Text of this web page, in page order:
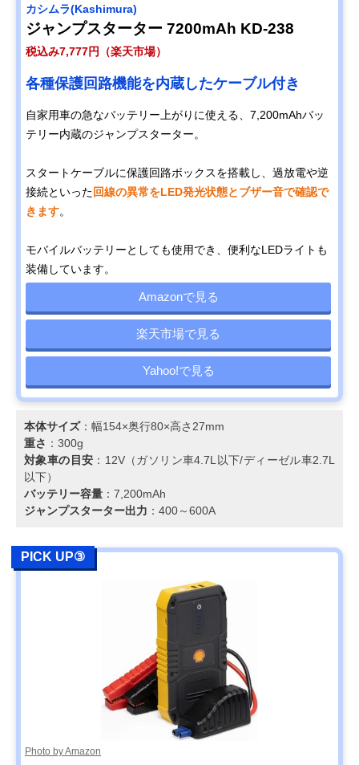
カシムラ(Kashimura)
ジャンプスターター 7200mAh KD-238
税込み7,777円（楽天市場）
各種保護回路機能を内蔵したケーブル付き
自家用車の急なバッテリー上がりに使える、7,200mAhバッ
テリー内蔵のジャンプスターター。
スタートケーブルに保護回路ボックスを搭載し、過放電や逆
接続といった回線の異常をLED発光状態とブザー音で確認で
きます。
モバイルバッテリーとしても使用でき、便利なLEDライトも
装備しています。
Amazonで見る
楽天市場で見る
Yahoo!で見る
本体サイズ：幅154×奥行80×高さ27mm
重さ ：300g
対象車の目安 ：12V（ガソリン車4.7L以下/ディーゼル車2.7L
以下）
バッテリー容量 ：7,200mAh
ジャンプスターター出力 ：400～600A
PICK UP③
Photo by Amazon